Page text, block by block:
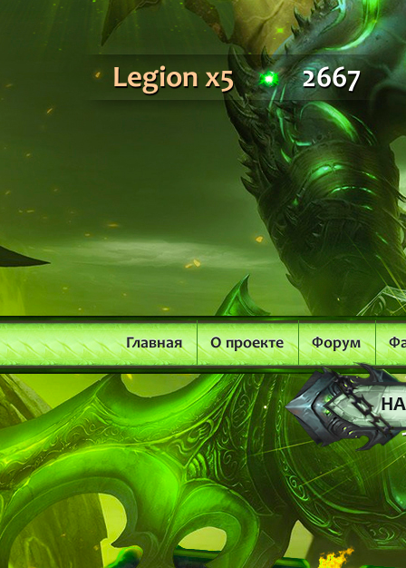
Legion x5 2667
Главная О проекте Форум